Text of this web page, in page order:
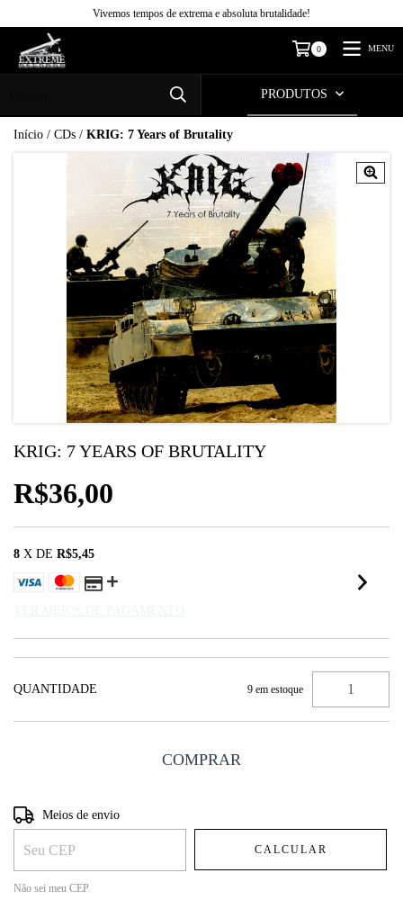
Vivemos tempos de extrema e absoluta brutalidade!
0 MENU
PRODUTOS
Início / CDs / KRIG: 7 Years of Brutality
KRIG: 7 YEARS OF BRUTALITY
R$36,00
8 X DE R$5,45
QUANTIDADE 9 em estoque
Entregas para o CEP:
Meios de envio
CALCULAR
Não sei meu CEP